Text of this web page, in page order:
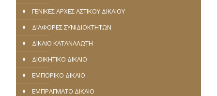
ΓΕΝΙΚΕΣ ΑΡΧΕΣ ΑΣΤΙΚΟΥ ΔΙΚΑΙΟΥ
ΔΙΑΦΟΡΕΣ ΣΥΝΙΔΙΟΚΤΗΤΩΝ
ΔΙΚΑΙΟ ΚΑΤΑΝΑΛΩΤΗ
ΔΙΟΙΚΗΤΙΚΟ ΔΙΚΑΙΟ
ΕΜΠΟΡΙΚΟ ΔΙΚΑΙΟ
ΕΜΠΡΑΓΜΑΤΟ ΔΙΚΑΙΟ